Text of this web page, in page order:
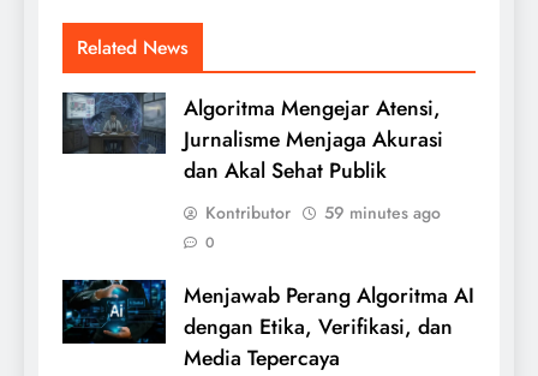
Related News
Algoritma Mengejar Atensi,
Jurnalisme Menjaga Akurasi
dan Akal Sehat Publik
Kontributor 59 minutes ago
0
Menjawab Perang Algoritma AI
dengan Etika, Verifikasi, dan
Media Tepercaya